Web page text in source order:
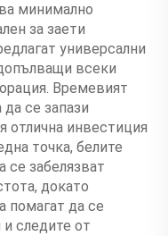
минимално
за заети
универсални
всеки
Времевият
се запази
отлична инвестиция
точка, белите
се забелязват
докато
помагат да се
следите от